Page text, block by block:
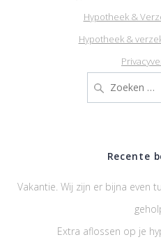
Hypotheek &
Hypotheek &
naar:
Recente
Vakantie. Wij zijn er bijna even
Extra aflossen op je